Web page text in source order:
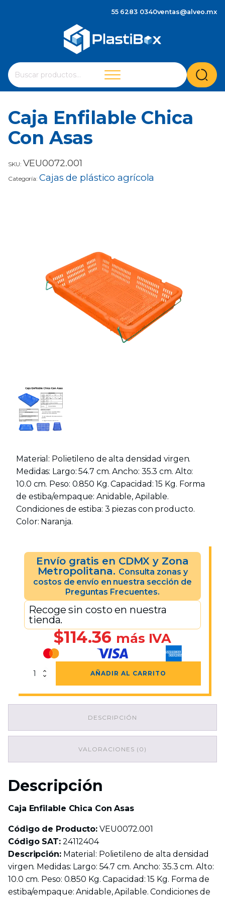
55 6283 0340ventas@alveo.mx
Buscar
por:
Cuando hay resultados autocompletados, puedes
Caja Enfilable Chica
Con Asas
SKU: VEU0072.001
Categoría: Cajas de plástico agrícola
Material: Polietileno de alta densidad virgen.
Medidas: Largo: 54.7 cm. Ancho: 35.3 cm. Alto:
10.0 cm. Peso: 0.850 Kg. Capacidad: 15 Kg. Forma
de estiba/empaque: Anidable, Apilable.
Condiciones de estiba: 3 piezas con producto.
Color: Naranja.
Envío gratis en CDMX y Zona
Metropolitana. Consulta zonas y
costos de envío en nuestra sección de
Preguntas Frecuentes.
Recoge sin costo en nuestra
tienda.
$114.36 más IVA
Caja
Enfilable
Con
AÑADIR AL CARRITO
DESCRIPCIÓN
VALORACIONES (0)
Descripción
Caja Enfilable Chica Con Asas
Código de Producto: VEU0072.001
Código SAT:24112404
Descripción:Material: Polietileno de alta densidad
virgen. Medidas: Largo: 54.7 cm. Ancho: 35.3 cm. Alto:
10.0 cm. Peso: 0.850 Kg. Capacidad: 15 Kg. Forma de
estiba/empaque: Anidable, Apilable. Condiciones de